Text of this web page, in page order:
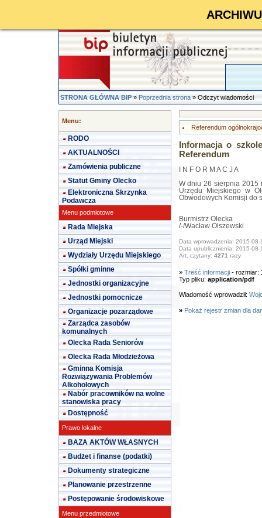
STRONA GŁÓWNA BIP»Poprzednia strona» Odczyt wiadomości
Menu:
RODO
AKTUALNOŚCI
Zamówienia publiczne
Statut Gminy Olecko
Elektroniczna Skrzynka
Podawcza
Menu podmiotowe
Rada Miejska
Urząd Miejski
Wydziały Urzędu Miejskiego
Spółki gminne
Jednostki organizacyjne
Jednostki pomocnicze
Organizacje pozarządowe
Zarządca zasobów
komunalnych
Olecka Rada Seniorów
Olecka Rada Młodzieżowa
Gminna Komisja
Rozwiązywania Problemów
Alkoholowych
Nabór pracowników na wolne
stanowiska pracy
Dostępność
Prawo lokalne
BAZA AKTÓW WŁASNYCH
Budżet i finanse (podatki)
Dokumenty strategiczne
Planowanie przestrzenne
Postępowanie środowiskowe
Menu przedmiotowe
Referendum
Informacja o
Referendum
I N F O R M A C J A
W dniu 26 sierpnia 2015
Urzędu Miejskiego w
Obwodowych Komisji do
Burmistrz Olecka
/-/Wacław Olszewski
Data wprowadzenia: 2015-08-
Data upublicznienia: 2015-08-
Art. czytany: 4271razy
» Treść informacji- rozmiar:
Typ pliku: application/pdf
Wiadomość wprowadził:
» Pokaż rejestr zmian dla